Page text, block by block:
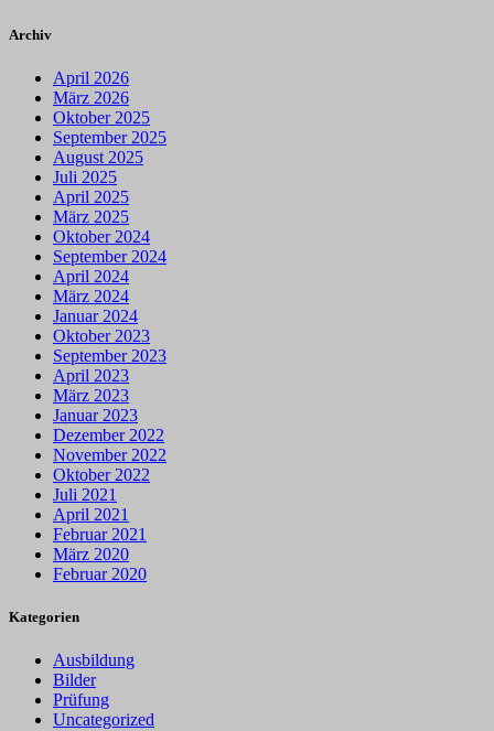
Archiv
April 2026
März 2026
Oktober 2025
September 2025
August 2025
Juli 2025
April 2025
März 2025
Oktober 2024
September 2024
April 2024
März 2024
Januar 2024
Oktober 2023
September 2023
April 2023
März 2023
Januar 2023
Dezember 2022
November 2022
Oktober 2022
Juli 2021
April 2021
Februar 2021
März 2020
Februar 2020
Kategorien
Ausbildung
Bilder
Prüfung
Uncategorized